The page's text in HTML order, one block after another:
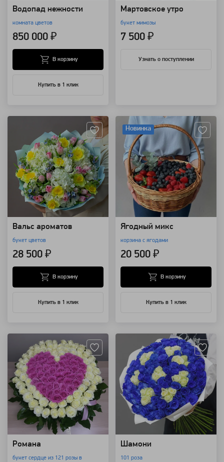
Водопад нежности
комната цветов
850 000 ₽
Купить в 1 клик
В корзину
Мартовское утро
букет мимозы
7 500 ₽
Узнать о поступлении
Вальс ароматов
букет цветов
28 500 ₽
Купить в 1 клик
В корзину
Новинка
Ягодный микс
корзина с ягодами
20 500 ₽
Купить в 1 клик
В корзину
Романа
букет сердце из 121 розы в
Шамони
101 роза